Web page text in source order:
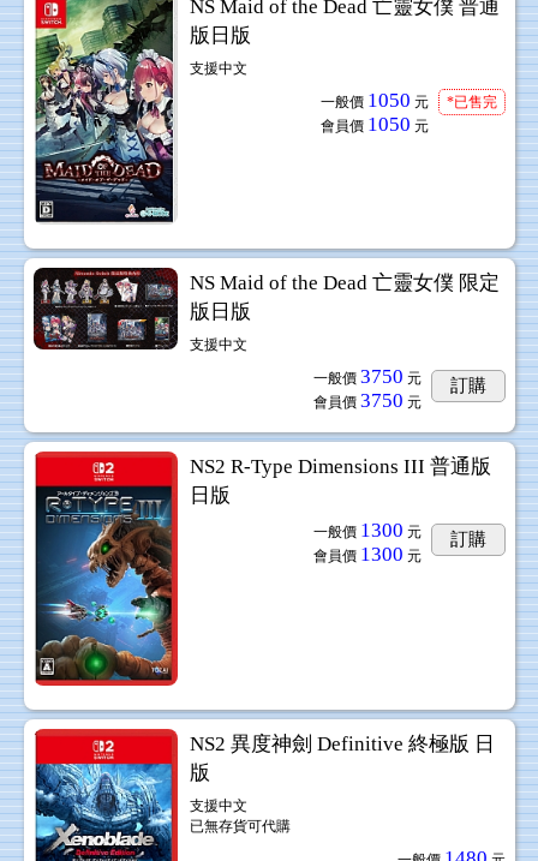
NS Maid of the Dead 亡靈女僕 普通
版日版
支援中文
一般價 1050 元
會員價 1050 元
*已售完
NS Maid of the Dead 亡靈女僕 限定
版日版
支援中文
一般價 3750 元
會員價 3750 元
訂購
NS2 R-Type Dimensions III 普通版
日版
一般價 1300 元
會員價 1300 元
訂購
NS2 異度神劍 Definitive 終極版 日
版
支援中文
已無存貨可代購